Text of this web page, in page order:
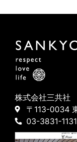
株式会社三共社
〒113-0034
03-3831-1131